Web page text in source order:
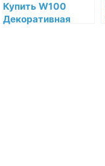
Купить W100
Декоративная